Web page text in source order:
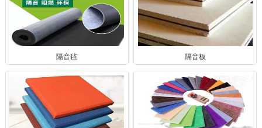
隔音毡 隔音板